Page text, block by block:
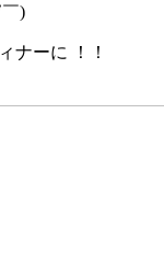
)
ナーに ！！